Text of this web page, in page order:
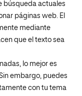
búsqueda actuales
páginas web. El
mediante
que el texto sea
lo mejor es
embargo, puedes
con tu tema